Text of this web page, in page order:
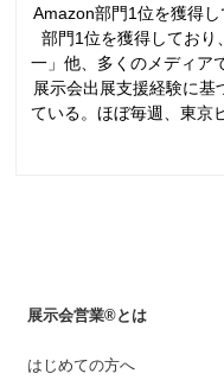
Amazon部門1位を獲得
部門1位を獲得しており
一」他、多くのメディア
展示会出展支援経験に基
ている。ほぼ毎週、東京
展示会営業®とは
はじめての方へ